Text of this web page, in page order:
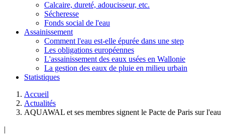
Calcaire, dureté, adoucisseur, etc.
Sécheresse
Fonds social de l'eau
Assainissement
Comment l'eau est-elle épurée dans une step
Les obligations européennes
L'assainissement des eaux usées en Wallonie
La gestion des eaux de pluie en milieu urbain
Statistiques
Accueil
Actualités
AQUAWAL et ses membres signent le Pacte de Paris sur l'eau
|